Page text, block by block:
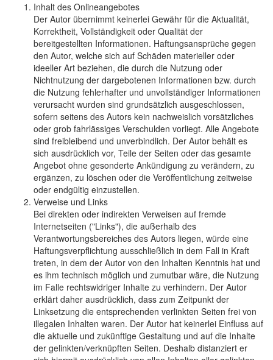
Inhalt des Onlineangebotes
Der Autor übernimmt keinerlei Gewähr für die Aktualität,
Korrektheit, Vollständigkeit oder Qualität der
bereitgestellten Informationen. Haftungsansprüche gegen
den Autor, welche sich auf Schäden materieller oder
ideeller Art beziehen, die durch die Nutzung oder
Nichtnutzung der dargebotenen Informationen bzw. durch
die Nutzung fehlerhafter und unvollständiger Informationen
verursacht wurden sind grundsätzlich ausgeschlossen,
sofern seitens des Autors kein nachweislich vorsätzliches
oder grob fahrlässiges Verschulden vorliegt. Alle Angebote
sind freibleibend und unverbindlich. Der Autor behält es
sich ausdrücklich vor, Teile der Seiten oder das gesamte
Angebot ohne gesonderte Ankündigung zu verändern, zu
ergänzen, zu löschen oder die Veröffentlichung zeitweise
oder endgültig einzustellen.
Verweise und Links
Bei direkten oder indirekten Verweisen auf fremde
Internetseiten ("Links"), die außerhalb des
Verantwortungsbereiches des Autors liegen, würde eine
Haftungsverpflichtung ausschließlich in dem Fall in Kraft
treten, in dem der Autor von den Inhalten Kenntnis hat und
es ihm technisch möglich und zumutbar wäre, die Nutzung
im Falle rechtswidriger Inhalte zu verhindern. Der Autor
erklärt daher ausdrücklich, dass zum Zeitpunkt der
Linksetzung die entsprechenden verlinkten Seiten frei von
illegalen Inhalten waren. Der Autor hat keinerlei Einfluss auf
die aktuelle und zukünftige Gestaltung und auf die Inhalte
der gelinkten/verknüpften Seiten. Deshalb distanziert er